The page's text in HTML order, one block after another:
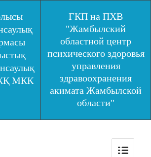
МКК
ГКП на ПХВ
"Жамбылский
областной центр
психического здоровья
управления
здравоохранения
акимата Жамбылской
области"